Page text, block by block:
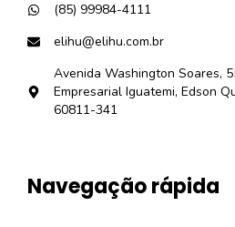
(85) 99984-4111
elihu@elihu.com.br
Avenida Washington Soares,
Empresarial Iguatemi, Edson
60811-341
Navegação rápida